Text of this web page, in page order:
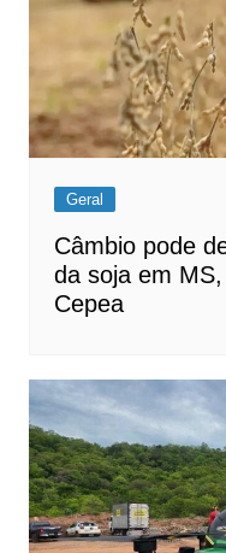
Geral
Câmbio pode
da soja em
Cepea